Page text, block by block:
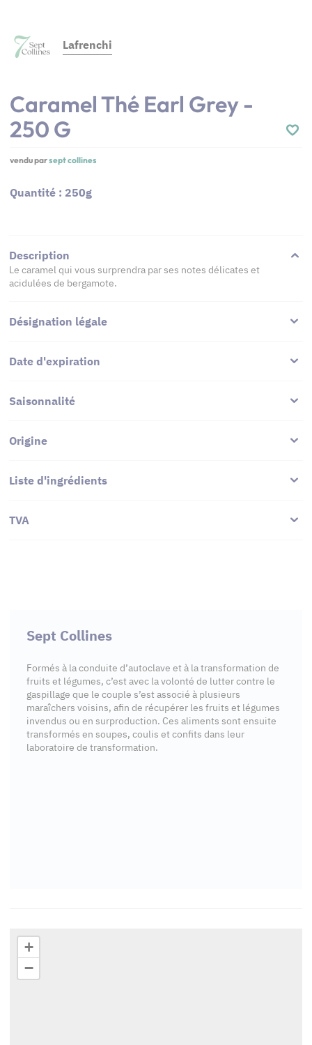
Lafrenchi
Caramel Thé Earl Grey -
250 G
vendu parsept collines
Quantité : 250g
Description
Le caramel qui vous surprendra par ses notes délicates et
acidulées de bergamote.
Désignation légale
Date d'expiration
Saisonnalité
Origine
Liste d'ingrédients
TVA
Sept Collines
Formés à la conduite d’autoclave et à la transformation de
fruits et légumes, c’est avec la volonté de lutter contre le
gaspillage que le couple s’est associé à plusieurs
maraîchers voisins, afin de récupérer les fruits et légumes
invendus ou en surproduction. Ces aliments sont ensuite
transformés en soupes, coulis et confits dans leur
laboratoire de transformation.
+
−